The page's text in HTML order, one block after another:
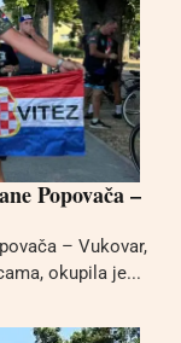
Popovača –
– Vukovar,
okupila je...